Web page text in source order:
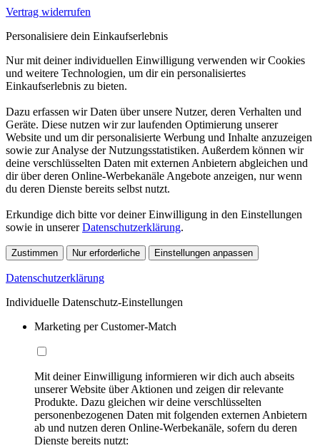
Vertrag widerrufen
Personalisiere dein Einkaufserlebnis
Nur mit deiner individuellen Einwilligung verwenden wir Cookies
und weitere Technologien, um dir ein personalisiertes
Einkaufserlebnis zu bieten.
Dazu erfassen wir Daten über unsere Nutzer, deren Verhalten und
Geräte. Diese nutzen wir zur laufenden Optimierung unserer
Website und um dir personalisierte Werbung und Inhalte anzuzeigen
sowie zur Analyse der Nutzungsstatistiken. Außerdem können wir
deine verschlüsselten Daten mit externen Anbietern abgleichen und
dir über deren Online-Werbekanäle Angebote anzeigen, nur wenn
du deren Dienste bereits selbst nutzt.
Erkundige dich bitte vor deiner Einwilligung in den Einstellungen
sowie in unsererDatenschutzerklärung.
Zustimmen Nur erforderliche Einstellungen anpassen
Datenschutzerklärung
Individuelle Datenschutz-Einstellungen
Marketing per Customer-Match
Mit deiner Einwilligung informieren wir dich auch abseits
unserer Website über Aktionen und zeigen dir relevante
Produkte. Dazu gleichen wir deine verschlüsselten
personenbezogenen Daten mit folgenden externen Anbietern
ab und nutzen deren Online-Werbekanäle, sofern du deren
Dienste bereits nutzt: